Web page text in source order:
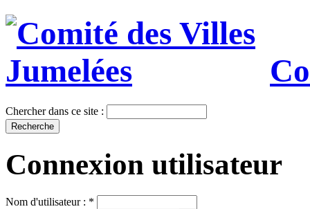
Chercher dans ce site :
Connexion utilisateur
Nom d'utilisateur : *